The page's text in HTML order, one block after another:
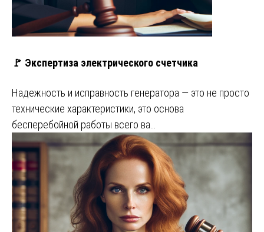
🚩 Экспертиза электрического счетчика
Надежность и исправность генератора — это не просто
технические характеристики, это основа
бесперебойной работы всего ва…